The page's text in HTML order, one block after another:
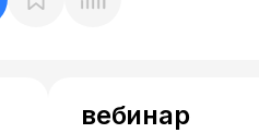
вебинар